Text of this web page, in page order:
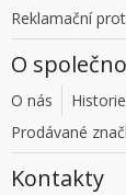
Reklamační
O
O nás
Prodávané
Kontakty